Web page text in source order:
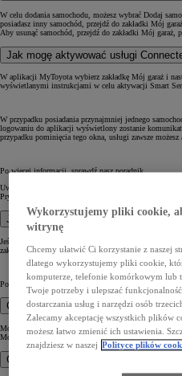
W celu dodania samochodu, możesz wybrać Dodaj
posiadasz inny samochód, przejdź do zakładki Mój
Aby usunąć samochód, przejdź do zakładki Mój garaż,
Jak mogę aktywować usługi
W aplikacji MyToyota wybierz zakładkę Mój garaż i
wyświetlanymi instrukcjami w celu aktywacji Smart
W przypadku posiadania przynajmniej jednego
logowaniu do aplikacji wyświetlony zostanie
przypadku pominięcia tego okna, usługi zawsze
Po więcej informacji, sprawdź nasz poradnik.
Uwaga: podczas aktywacji konieczne jest
Prywatności.
Jak mogę dezaktywować usługi
Jeśli chcesz na stałe wyłączyć Usługi Connected w
zakładki Mój garaż i przechodząc do Centrum usług
Podążaj z wyświetlanymi instrukcjami w celu
Gdzie mogę sprawdzić moje
Możesz sprawdzić Twoje aktywne i nieaktywne
Mój garaż.
Gdzie mogą sprawdzić warunki
Wykorzystujemy pliki cookie,
witrynę
Chcemy ułatwić Ci korzystanie z naszej
dlatego wykorzystujemy pliki cookie,
komputerze, telefonie komórkowym lub
Twoje potrzeby i ulepszać
dostarczania usług i narzędzi osób
Zalecamy akceptację wszystkich plików
możesz łatwo zmienić ich ustawienia.
znajdziesz w naszej Polityce plików